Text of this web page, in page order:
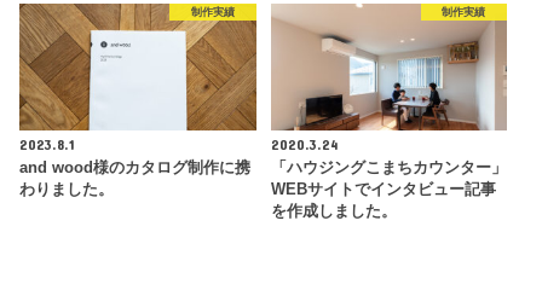
制作実績
2023.8.1
and wood様のカタログ制作に携
わりました。
制作実績
2020.3.24
「ハウジングこまちカウンター」
WEBサイトでインタビュー記事
を作成しました。